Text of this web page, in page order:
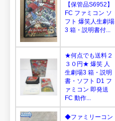
【保管品S6952】
FC ファミコン ソ
フト 爆笑人生劇場
3 箱・説明書付...
★何点でも送料２
３０円★ 爆笑 人
生劇場3 箱・説明
書・ソフト D1 フ
ァミコン 即発送
FC 動作...
◆ファミリーコン